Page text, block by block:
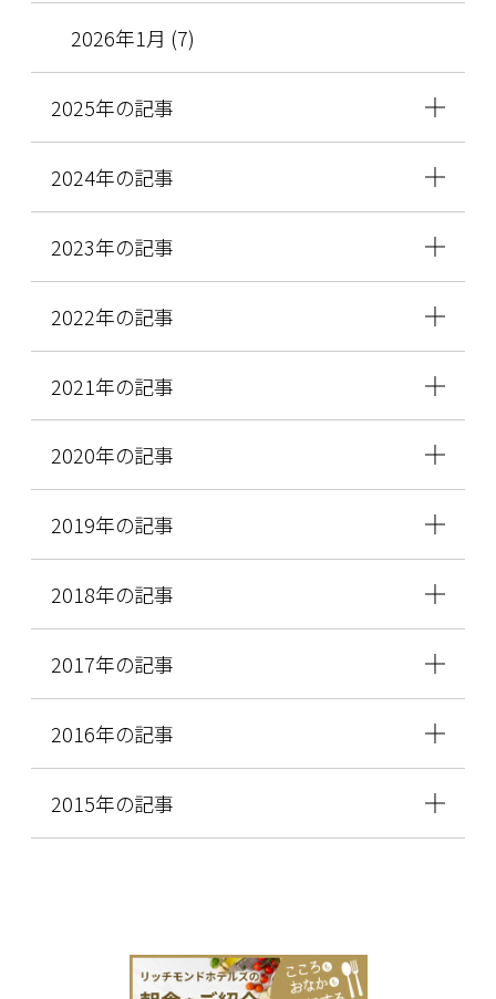
2026年1月 (7)
2025年の記事
2024年の記事
2023年の記事
2022年の記事
2021年の記事
2020年の記事
2019年の記事
2018年の記事
2017年の記事
2016年の記事
2015年の記事